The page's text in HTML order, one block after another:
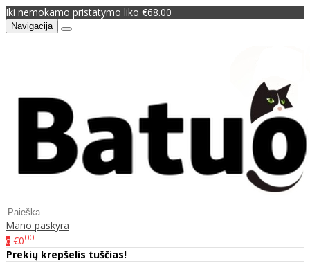
Iki nemokamo pristatymo liko €68.00
Navigacija
Mano paskyra
0 €000
Prekių krepšelis tuščias!